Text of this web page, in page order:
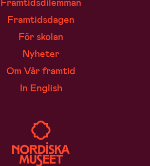
Framtidsdagen
För skolan
Nyheter
Om Vår framtid
In English